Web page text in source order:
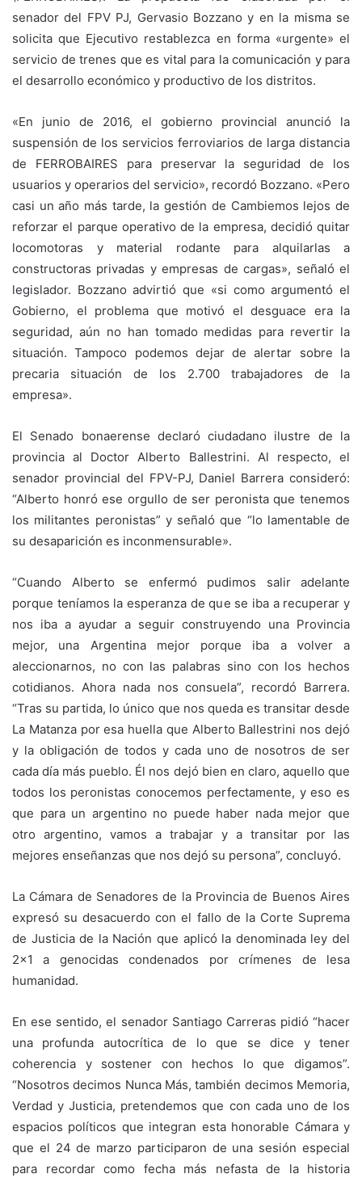
senador del FPV PJ, Gervasio Bozzano y en la misma se
solicita que Ejecutivo restablezca en forma «urgente» el
servicio de trenes que es vital para la comunicación y para
el desarrollo económico y productivo de los distritos.
«En junio de 2016, el gobierno provincial anunció la
suspensión de los servicios ferroviarios de larga distancia
de FERROBAIRES para preservar la seguridad de los
usuarios y operarios del servicio», recordó Bozzano. «Pero
casi un año más tarde, la gestión de Cambiemos lejos de
reforzar el parque operativo de la empresa, decidió quitar
locomotoras y material rodante para alquilarlas a
constructoras privadas y empresas de cargas», señaló el
legislador. Bozzano advirtió que «si como argumentó el
Gobierno, el problema que motivó el desguace era la
seguridad, aún no han tomado medidas para revertir la
situación. Tampoco podemos dejar de alertar sobre la
precaria situación de los 2.700 trabajadores de la
empresa».
El Senado bonaerense declaró ciudadano ilustre de la
provincia al Doctor Alberto Ballestrini. Al respecto, el
senador provincial del FPV-PJ, Daniel Barrera consideró:
“Alberto honró ese orgullo de ser peronista que tenemos
los militantes peronistas” y señaló que “lo lamentable de
su desaparición es inconmensurable».
“Cuando Alberto se enfermó pudimos salir adelante
porque teníamos la esperanza de que se iba a recuperar y
nos iba a ayudar a seguir construyendo una Provincia
mejor, una Argentina mejor porque iba a volver a
aleccionarnos, no con las palabras sino con los hechos
cotidianos. Ahora nada nos consuela”, recordó Barrera.
“Tras su partida, lo único que nos queda es transitar desde
La Matanza por esa huella que Alberto Ballestrini nos dejó
y la obligación de todos y cada uno de nosotros de ser
cada día más pueblo. Él nos dejó bien en claro, aquello que
todos los peronistas conocemos perfectamente, y eso es
que para un argentino no puede haber nada mejor que
otro argentino, vamos a trabajar y a transitar por las
mejores enseñanzas que nos dejó su persona”, concluyó.
​La Cámara de Senadores de la Provincia de Buenos Aires
expresó su ​desacuerdo con el fallo de la Corte Suprema
de Justicia de la Nación que aplicó la denominada ley del
2×1 a genocidas condenados por crímenes de lesa
humanidad.
En ese sentido, el senador Santiago Carreras pidió “hacer
una profunda autocrítica de lo que se dice y tener
coherencia y sostener con hechos lo que digamos”.
“Nosotros decimos Nunca Más, también decimos Memoria,
Verdad y Justicia, pretendemos que con cada uno de los
espacios políticos que integran esta honorable Cámara y
que el 24 de marzo participaron de una sesión especial
para recordar como fecha más nefasta de la historia